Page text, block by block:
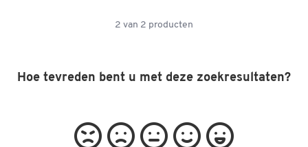
2 van 2 producten
Hoe tevreden bent u met deze zoekresultaten?